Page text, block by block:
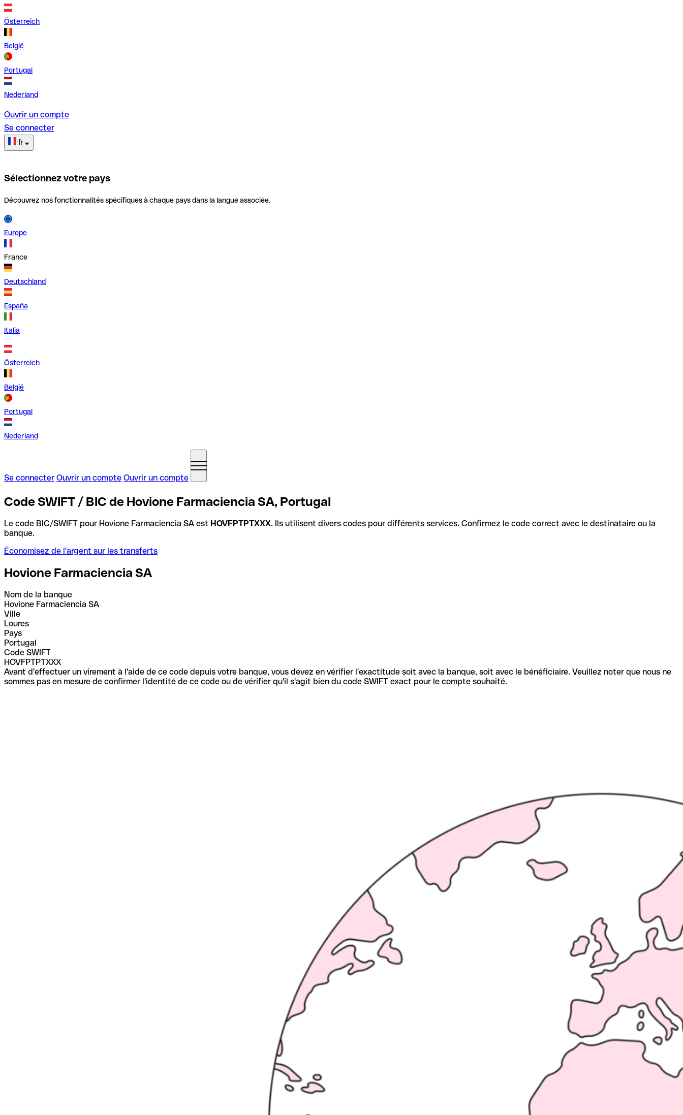
Österreich
België
Portugal
Nederland
Ouvrir un compte
Se connecter
fr
Sélectionnez votre pays
Découvrez nos fonctionnalités spécifiques à chaque pays dans la langue associée.
Europe
France
Deutschland
España
Italia
Österreich
België
Portugal
Nederland
Se connecter Ouvrir un compte Ouvrir un compte
Code SWIFT / BIC de Hovione Farmaciencia SA, Portugal
Le code BIC/SWIFT pour Hovione Farmaciencia SA est HOVFPTPTXXX. Ils utilisent divers codes pour différents services. Confirmez le code correct avec le destinataire ou la
banque.
Économisez de l'argent sur les transferts
Hovione Farmaciencia SA
Nom de la banque
Hovione Farmaciencia SA
Ville
Loures
Pays
Portugal
Code SWIFT
HOVFPTPTXXX
Avant d'effectuer un virement à l'aide de ce code depuis votre banque, vous devez en vérifier l'exactitude soit avec la banque, soit avec le bénéficiaire. Veuillez noter que nous ne
sommes pas en mesure de confirmer l'identité de ce code ou de vérifier qu'il s'agit bien du code SWIFT exact pour le compte souhaité.